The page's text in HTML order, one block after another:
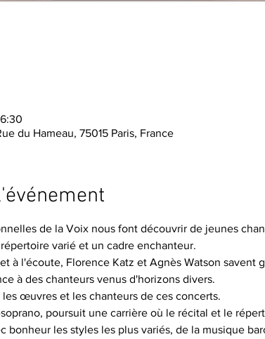
du Hameau, 75015 Paris, France
de la Voix nous font découvrir de jeunes
varié et un cadre enchanteur.
à l'écoute, Florence Katz et Agnès Watson savent
à des chanteurs venus d'horizons divers.
œuvres et les chanteurs de ces concerts.
poursuit une carrière où le récital et le
bonheur les styles les plus variés, de la musique